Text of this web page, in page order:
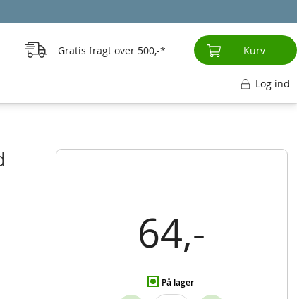
64,-
På lager
Gratis fragt over 500,- Kurv
Log ind